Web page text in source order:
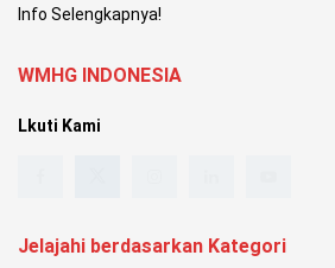
Info Selengkapnya!
WMHG INDONESIA
Lkuti Kami
Jelajahi berdasarkan Kategori